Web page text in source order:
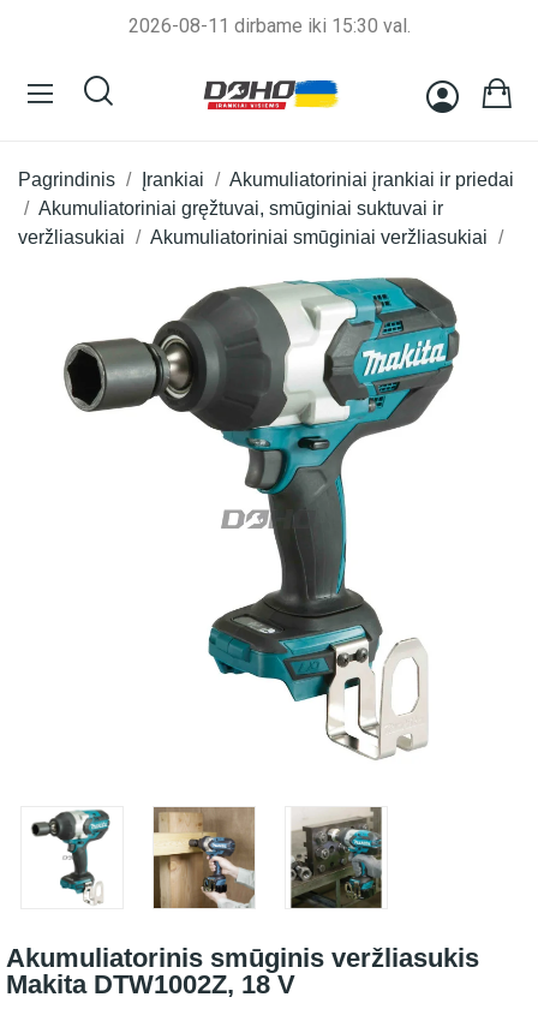
2026-08-11 dirbame iki 15:30 val.
Pagrindinis Įrankiai
Akumuliatoriniai įrankiai ir priedai
Akumuliatoriniai gręžtuvai, smūginiai suktuvai ir
veržliasukiai
Akumuliatoriniai smūginiai veržliasukiai
Akumuliatorinis smūginis veržliasukis
Makita DTW1002Z, 18 V